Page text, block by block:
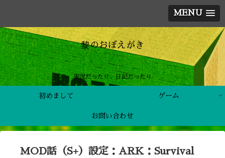
MENU
黎のおぼえがき
実況だったり、日記だったり
初めまして ゲーム
お問い合わせ
MOD話（S+）設定：ARK：Survival